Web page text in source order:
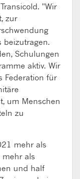
"Wir
zur
beizutragen.
Schulungen
aktiv. Wir
Federation für
um Menschen
zu
mehr als
als
und half